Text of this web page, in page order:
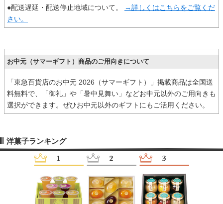
●配送遅延・配送停止地域について。
→詳しくはこちらをご覧くだ
さい。
お中元（サマーギフト）商品のご用向きについて
「東急百貨店のお中元 2026（サマーギフト）」掲載商品は全国送
料無料で、「御礼」や「暑中見舞い」などお中元以外のご用向きも
選択ができます。ぜひお中元以外のギフトにもご活用ください。
洋菓子ランキング